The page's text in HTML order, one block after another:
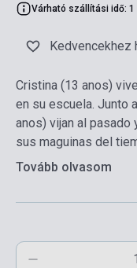
Várható szállítási idő: 1
Kedvencekhez
Cristina (13 anos)
en su escuela. Junto
anos) vijan al pasado
sus maguinas del
Tovább olvasom